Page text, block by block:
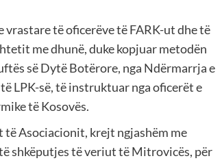
vrastare të oficerëve të FARK-ut dhe të
me dhunë, duke kopjuar metodën
së Dytë Botërore, nga Ndërmarrja e
LPK-së, të instruktuar nga oficerët e
të Kosovës.
Asociacionit, krejt ngjashëm me
shkëputjes të veriut të Mitrovicës, për